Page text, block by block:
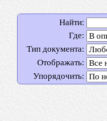
Найти:
Где:
Тип документа:
Отображать:
Упорядочить: